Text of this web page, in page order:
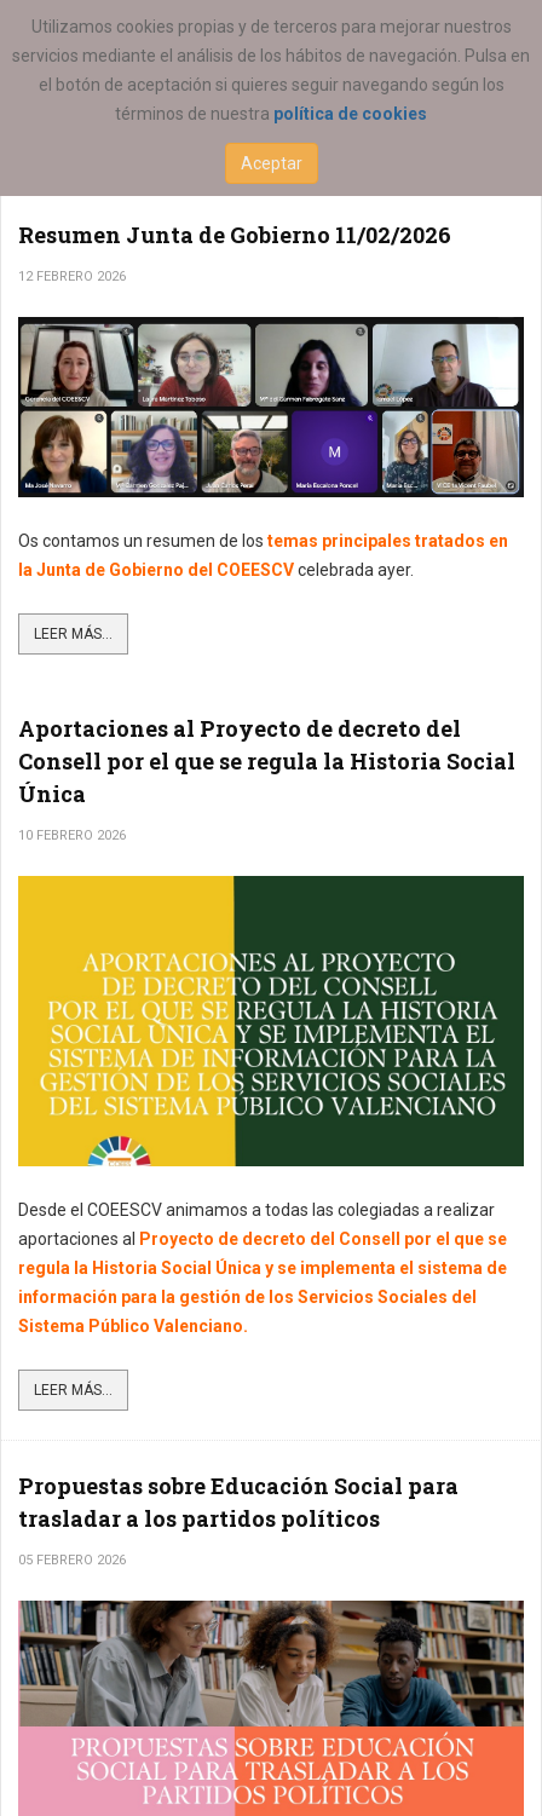
Utilizamos cookies propias y de terceros para mejorar nuestros
servicios mediante el análisis de los hábitos de navegación. Pulsa en
el botón de aceptación si quieres seguir navegando según los
términos de nuestra política de cookies
Aceptar
ESTÁ AQUÍ: ACTUALIDAD
COEESCV
Resumen Junta de Gobierno 11/02/2026
12 FEBRERO 2026
Os contamos un resumen de los temas principales tratados en
la Junta de Gobierno del COEESCVcelebrada ayer.
LEER MÁS...
Aportaciones al Proyecto de decreto del
Consell por el que se regula la Historia Social
Única
10 FEBRERO 2026
Desde el COEESCV animamos a todas las colegiadas a realizar
aportaciones al
Proyecto de decreto del Consell por el que se
regula la Historia Social Única y se implementa el sistema de
información para la gestión de los Servicios Sociales del
Sistema Público Valenciano.
LEER MÁS...
Propuestas sobre Educación Social para
trasladar a los partidos políticos
05 FEBRERO 2026